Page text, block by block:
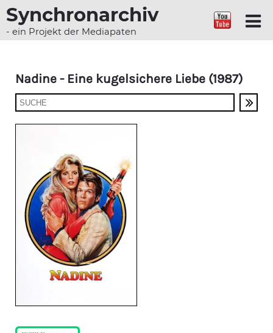
Synchronarchiv
- ein Projekt der Mediapaten
Nadine - Eine kugelsichere Liebe (1987)